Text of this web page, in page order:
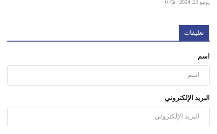
يونيو 23, 2024 0
تعليقات
اسم
البريد الإلكتروني